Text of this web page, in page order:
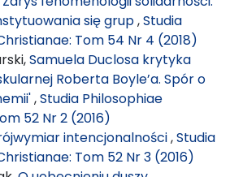
się grup,Studia
Tom 54 Nr 4 (2018)
Samuela Duclosa krytyka
Roberta Boyle’a. Spór o
,Studia Philosophiae
52 Nr 2 (2016)
intencjonalności,Studia
Tom 52 Nr 3 (2016)